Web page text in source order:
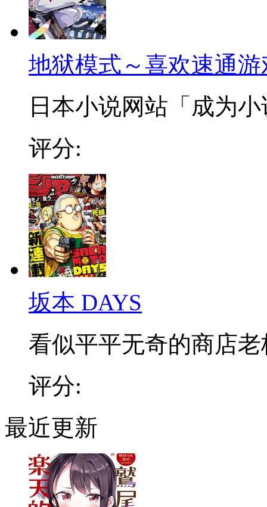
地狱模式～喜欢速通
日本小说网站「成为
评分:
坂本 DAYS
看似平平无奇的商店老
评分:
最近更新